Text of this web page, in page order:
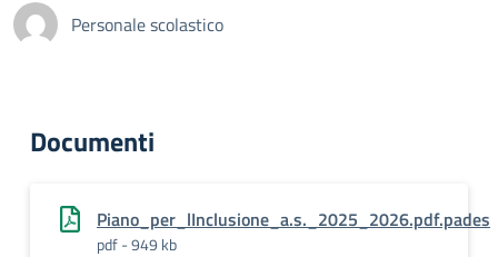
Personale scolastico
Documenti
Piano_per_lInclusione_a.s._2025_2026.pdf.pades
pdf - 949 kb